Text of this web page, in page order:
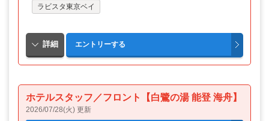
ラビスタ東京ベイ
ホテルスタッフ／フロント【白鷺の湯 能登 海舟】
2026/07/28(火) 更新